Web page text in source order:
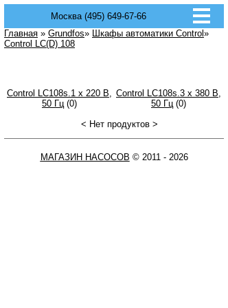
Москва (495) 649-67-66
Главная » Grundfos» Шкафы автоматики Control »
Control LC(D) 108
Control LC108s.1 x 220 В,
50 Гц(0)
Control LC108s.3 x 380 В,
50 Гц(0)
< Нет продуктов >
МАГАЗИН НАСОСОВ © 2011 - 2026